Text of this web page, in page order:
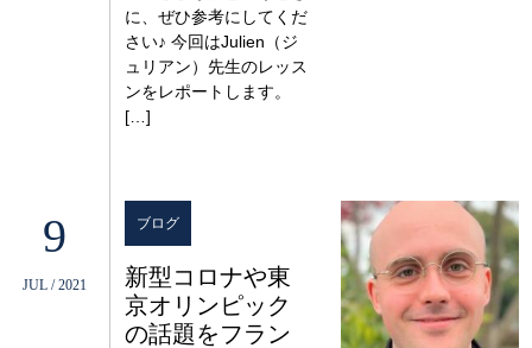
に、ぜひ参考にしてくだ
さい♪ 今回はJulien（ジ
ュリアン）先生のレッス
ンをレポートします。
[…]
9
JUL / 2021
ブログ
新型コロナや東
京オリンピック
の話題をフラン